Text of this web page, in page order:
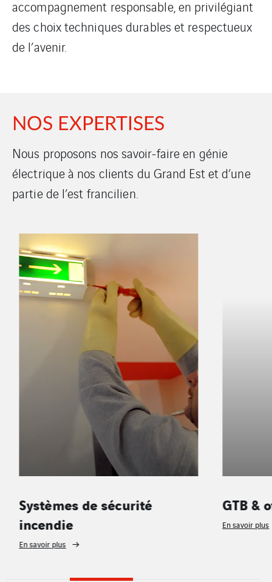
accompagnement responsable, en privilégiant
des choix techniques durables et respectueux
de l’avenir.
NOS EXPERTISES
Nous proposons nos savoir-faire en génie
électrique à nos clients du Grand Est et d’une
partie de l’est francilien.
Systèmes de sécurité
incendie
En savoir plus
GTB &
En savoir plus